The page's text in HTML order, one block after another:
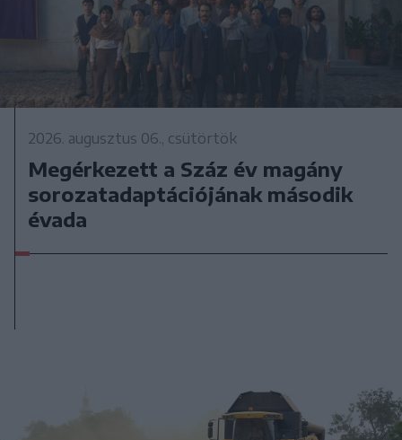
2026. augusztus 06., csütörtök
Megérkezett a Száz év magány
sorozatadaptációjának második
évada